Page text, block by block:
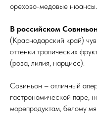
орехово-медовые нюансы.
В российском
(Краснодарский край)
оттенки тропических
(роза, лилия, нарцисс).
Совиньон – отличный
гастрономической паре,
морепродуктам, белому